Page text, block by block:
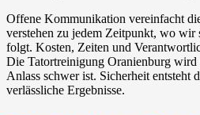
Offene Kommunikation vereinfacht
verstehen zu jedem Zeitpunkt, wo wir
folgt. Kosten, Zeiten und
Die Tatortreinigung Oranienburg wird
Anlass schwer ist. Sicherheit entsteht
verlässliche Ergebnisse.